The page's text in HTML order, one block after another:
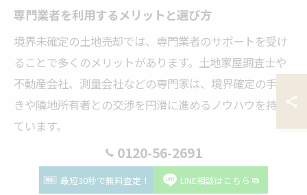
専門業者を利用するメリットと選び方
境界未確定の土地売却では、専門業者のサポートを受け
ることで多くのメリットがあります。土地家屋調査士や
不動産会社、測量会社などの専門家は、境界確定の手続
きや隣地所有者との交渉を円滑に進めるノウハウを持っ
ています。
理由は、専門業者が測量方法や法的手続きに精通してお
り、個人で進めるよりも正確かつ迅速に境界確定ができ
0120-56-2691
最短30秒で無料査定！ LINE相談はこちら